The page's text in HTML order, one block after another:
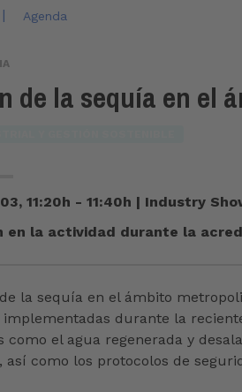
| Agenda
de la sequía en el
11:20h - 11:40h | Industry
en la actividad durante la
la sequía en el ámbito
implementadas durante la
como el agua regenerada y
así como los protocolos de